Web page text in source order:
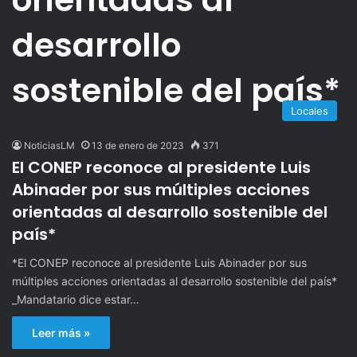
desarrollo
sostenible del país*
Locales
NoticiasLM 13 de enero de 2023 371
El CONEP reconoce al presidente Luis
Abinader por sus múltiples acciones
orientadas al desarrollo sostenible del
país*
*El CONEP reconoce al presidente Luis Abinader por sus
múltiples acciones orientadas al desarrollo sostenible del país*
_Mandatario dice estar…
Leer más »